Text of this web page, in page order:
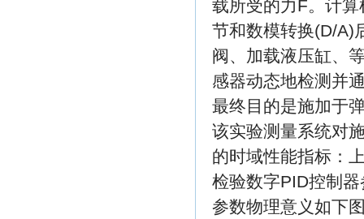
载所受的力F。计
节和数模转换(D/A)
阀、加载液压缸、
感器动态地检测并
最终目的是施加于
该实验测量系统对
的时域性能指标：
检验数字PID控制
参数物理意义如下